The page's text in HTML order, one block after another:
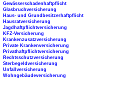
Gewässerschadenhaftpflicht
Glasbruchversicherung
Haus- und Grundbesitzerhaftpflicht
Hausratversicherung
Jagdhaftpflichtversicherung
KFZ-Versicherung
Krankenzusatzversicherung
Private Krankenversicherung
Privathaftpflichtversicherung
Rechtsschutzversicherung
Sterbegeldversicherung
Unfallversicherung
Wohngebäudeversicherung